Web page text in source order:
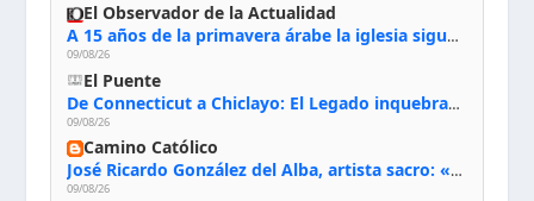
El Observador de la Actualidad
A 15 años de la primavera árabe la iglesia sigue firme en Siria: “Queremos quedarnos”
09/08/26
El Puente
De Connecticut a Chiclayo: El Legado inquebrantable de Monseñor Juan Tomis Stack
09/08/26
Camino Católico
José Ricardo González del Alba, artista sacro: «Yo oro, hablo con Dios, le pido al Espíritu Santo su inspiración y siempre pinto rezando el rosario para que sea Él quien actúe a través de mis manos»
09/08/26